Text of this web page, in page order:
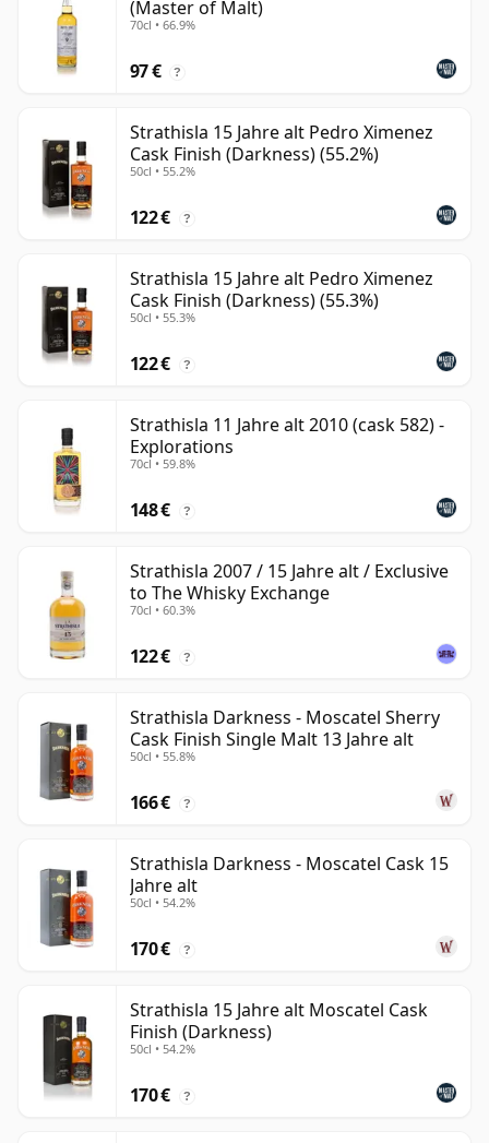
(Master of Malt)
70cl • 66.9%
97 € ?
Strathisla 15 Jahre alt Pedro Ximenez
Cask Finish (Darkness) (55.2%)
50cl • 55.2%
122 € ?
Strathisla 15 Jahre alt Pedro Ximenez
Cask Finish (Darkness) (55.3%)
50cl • 55.3%
122 € ?
Strathisla 11 Jahre alt 2010 (cask 582) -
Explorations
70cl • 59.8%
148 € ?
Strathisla 2007 / 15 Jahre alt / Exclusive
to The Whisky Exchange
70cl • 60.3%
122 € ?
Strathisla Darkness - Moscatel Sherry
Cask Finish Single Malt 13 Jahre alt
50cl • 55.8%
166 € ?
Strathisla Darkness - Moscatel Cask 15
Jahre alt
50cl • 54.2%
170 € ?
Strathisla 15 Jahre alt Moscatel Cask
Finish (Darkness)
50cl • 54.2%
170 € ?